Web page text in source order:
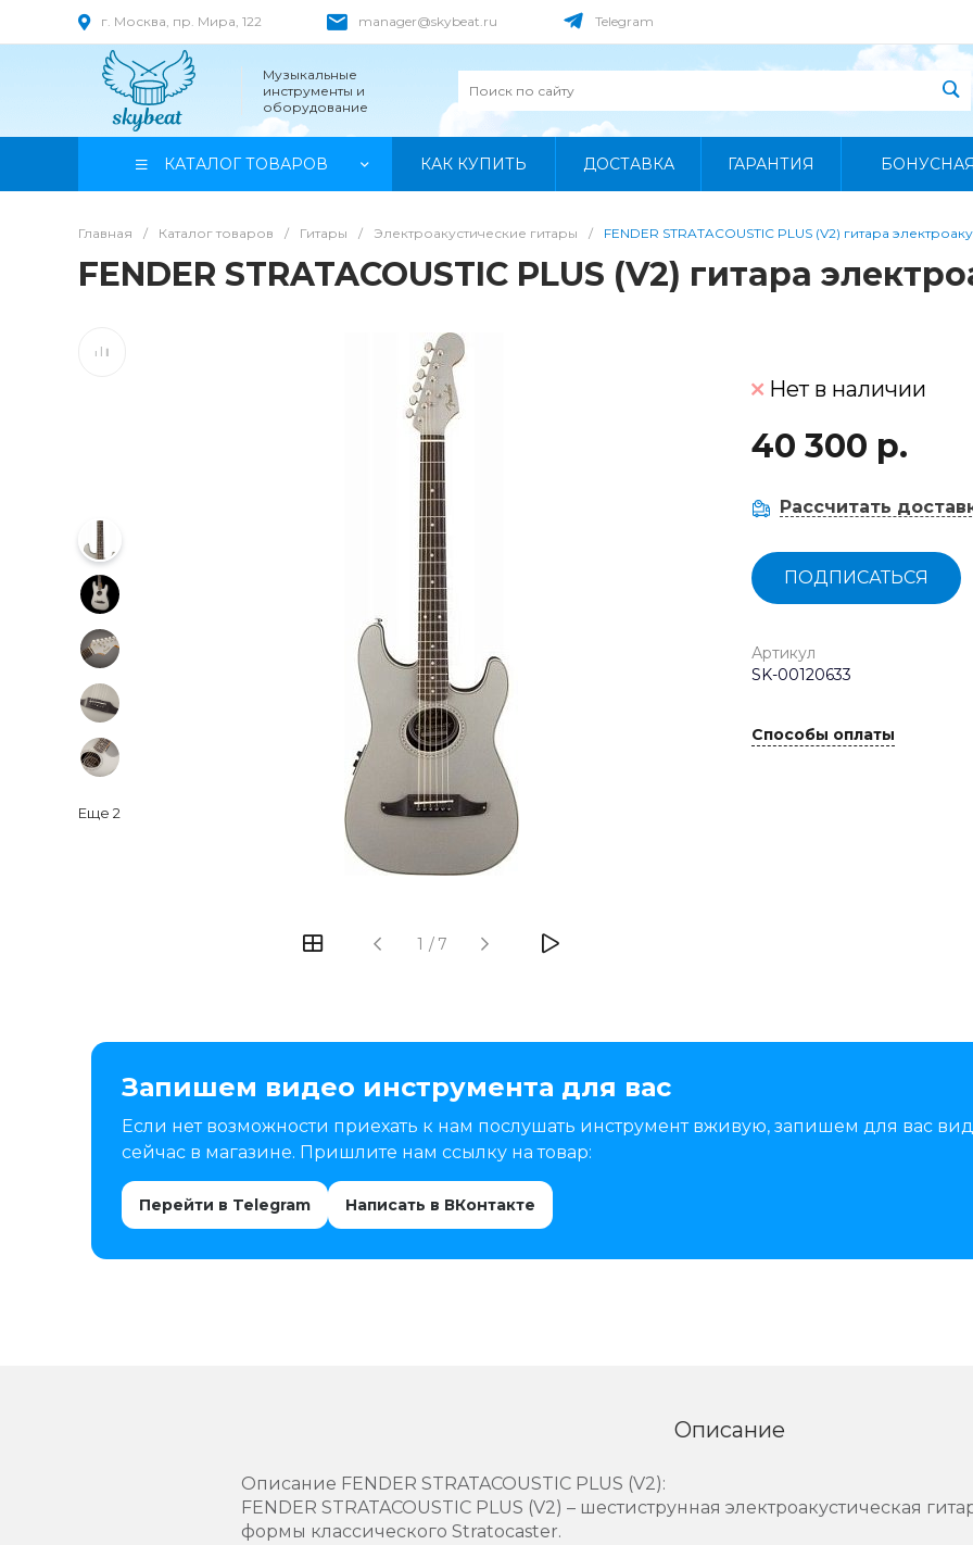
г. Москва, пр. Мира, 122 manager@skybeat.ru Telegram
Музыкальные
инструменты и
оборудование
КАТАЛОГ ТОВАРОВ КАК КУПИТЬ ДОСТАВКА ГАРАНТИЯ
Главная / Каталог товаров / Гитары / Электроакустические гитары / FENDER STRATACOUSTIC PLUS (V2) гитара
FENDER STRATACOUSTIC PLUS (V2) гитара
Еще 2
1 / 7
Нет в наличии
40 300 р.
Рассчитать
ПОДПИСАТЬСЯ
Артикул
SK-00120633
Способы оплаты
Запишем видео инструмента для вас
Если нет возможности приехать к нам послушать инструмент вживую, запишем для вас
сейчас в магазине. Пришлите нам ссылку на товар:
Перейти в Telegram Написать в ВКонтакте
Описание
Описание FENDER STRATACOUSTIC PLUS (V2):
FENDER STRATACOUSTIC PLUS (V2) – шестиструнная электроакустическая
формы классического Stratocaster.